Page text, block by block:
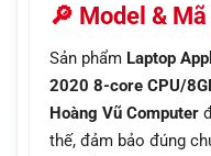
🔎 Model &
Sản phẩm Laptop
2020 8-core CPU/
Hoàng Vũ Computer
thế, đảm bảo đúng